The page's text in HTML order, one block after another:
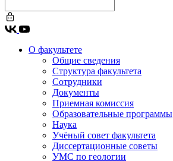
О факультете
Общие сведения
Структура факультета
Сотрудники
Документы
Приемная комиссия
Образовательные программы
Наука
Учёный совет факультета
Диссертационные советы
УМС по геологии